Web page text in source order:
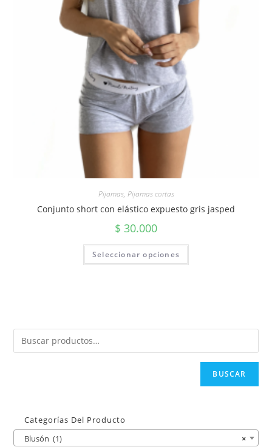
Pijamas, Pijamas cortas
Conjunto short con elástico expuesto gris jasped
$ 30.000
Seleccionar opciones
BUSCAR
Categorías Del Producto
×
Blusón (1)